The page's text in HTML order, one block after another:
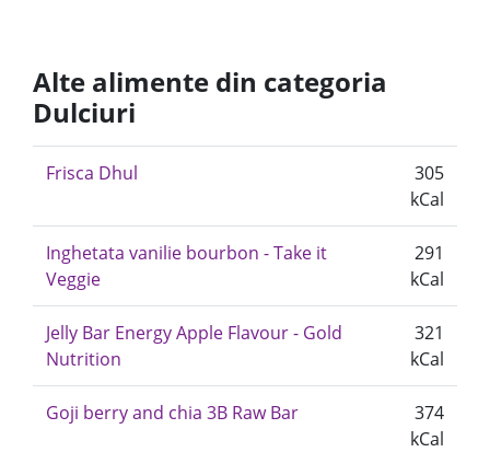
Alte alimente din categoria
Dulciuri
Frisca Dhul
305
kCal
Inghetata vanilie bourbon - Take it
Veggie
291
kCal
Jelly Bar Energy Apple Flavour - Gold
Nutrition
321
kCal
Goji berry and chia 3B Raw Bar
374
kCal